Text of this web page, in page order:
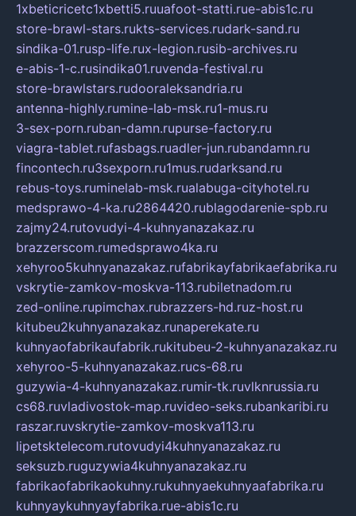
1xbeticricetc1xbetti5.ruuafoot-statti.rue-abis1c.ru
store-brawl-stars.rukts-services.rudark-sand.ru
sindika-01.rusp-life.rux-legion.rusib-archives.ru
e-abis-1-c.rusindika01.ruvenda-festival.ru
store-brawlstars.rudooraleksandria.ru
antenna-highly.rumine-lab-msk.ru1-mus.ru
3-sex-porn.ruban-damn.rupurse-factory.ru
viagra-tablet.rufasbags.ruadler-jun.rubandamn.ru
fincontech.ru3sexporn.ru1mus.rudarksand.ru
rebus-toys.ruminelab-msk.rualabuga-cityhotel.ru
medsprawo-4-ka.ru2864420.rublagodarenie-spb.ru
zajmy24.rutovudyi-4-kuhnyanazakaz.ru
brazzerscom.rumedsprawo4ka.ru
xehyroo5kuhnyanazakaz.rufabrikayfabrikaefabrika.ru
vskrytie-zamkov-moskva-113.rubiletnadom.ru
zed-online.rupimchax.rubrazzers-hd.ruz-host.ru
kitubeu2kuhnyanazakaz.runaperekate.ru
kuhnyaofabrikaufabrik.rukitubeu-2-kuhnyanazakaz.ru
xehyroo-5-kuhnyanazakaz.rucs-68.ru
guzywia-4-kuhnyanazakaz.rumir-tk.ruvlknrussia.ru
cs68.ruvladivostok-map.ruvideo-seks.rubankaribi.ru
raszar.ruvskrytie-zamkov-moskva113.ru
lipetsktelecom.rutovudyi4kuhnyanazakaz.ru
seksuzb.ruguzywia4kuhnyanazakaz.ru
fabrikaofabrikaokuhny.rukuhnyaekuhnyaafabrika.ru
kuhnyaykuhnyayfabrika.rue-abis1c.ru